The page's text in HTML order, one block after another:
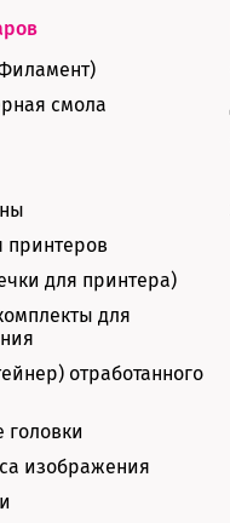
смола
принтеров
для принтера)
для
отработанного
изображения